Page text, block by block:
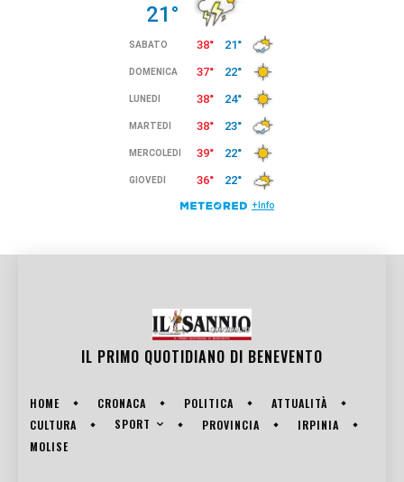
IL PRIMO QUOTIDIANO DI BENEVENTO
HOME CRONACA POLITICA
ATTUALITÀ
CULTURA
SPORT PROVINCIA
IRPINIA
MOLISE